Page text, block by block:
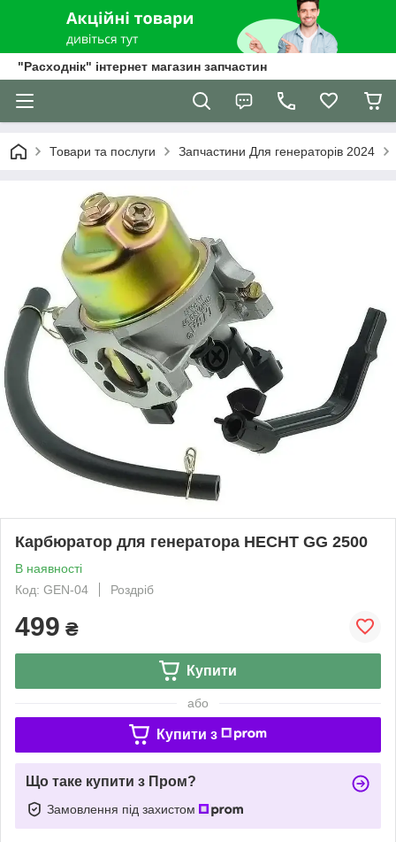
"Расходнік" інтернет магазин запчастин
Товари та послуги Запчастини Для генераторів 2024
Карбюратор для генератора HECHT GG 2500
В наявності
Код: GEN-04
Роздріб
499 ₴
Купити
або
Купити з
Що таке купити з Пром?
Замовлення під захистом